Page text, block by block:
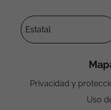
Privacidad y
Uso